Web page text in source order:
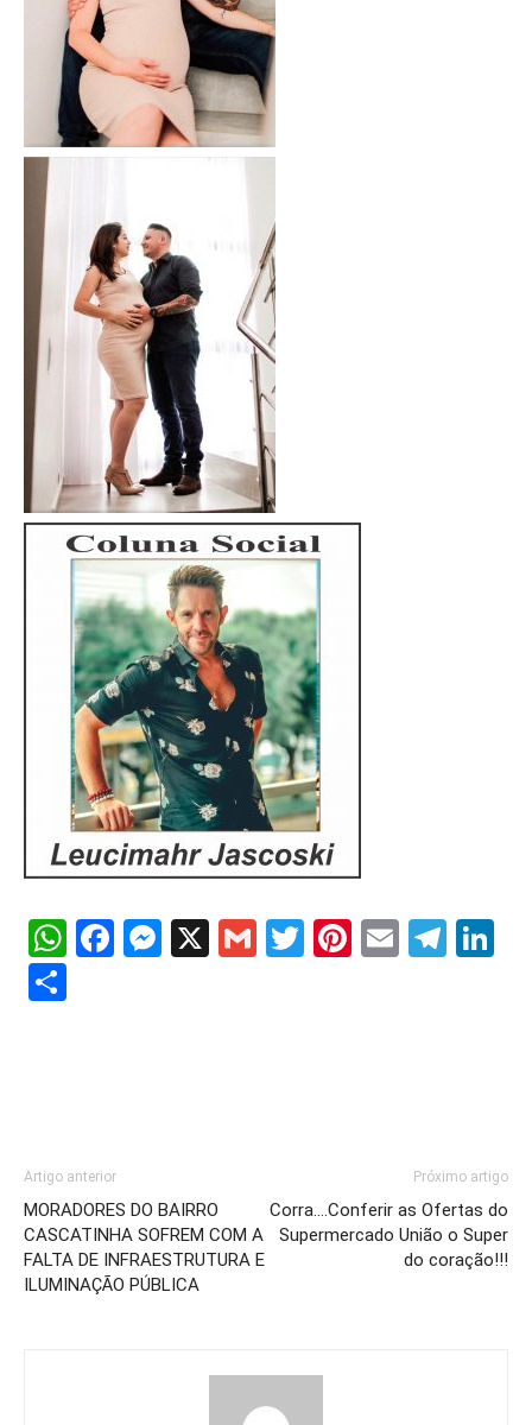
WhatsApp
Facebook
Messenger
X GmailTwitter
Pinterest
Email
Artigo anterior
MORADORES DO BAIRRO
CASCATINHA SOFREM COM A
FALTA DE INFRAESTRUTURA E
ILUMINAÇÃO PÚBLICA
Próximo artigo
Corra….Conferir as Ofertas do
Supermercado União o Super
do coração!!!